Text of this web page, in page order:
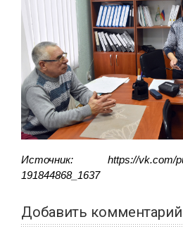
Источник: https://vk.com/
191844868_1637
Добавить комментарий